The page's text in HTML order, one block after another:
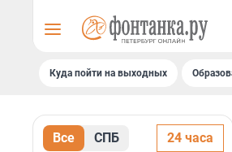
Куда пойти на выходных
Все СПБ 24 часа